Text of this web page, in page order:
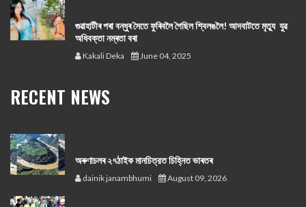
গুৱাহাটীৰ পৰা বন্ধুৰ সৈতে ফুৰিবলৈ গৈছিল শ্বিলঙলৈ! আদবাটতে মৃত্যু যুৱ
অধিবক্তা নম্ৰতা বৰা
Kakali Deka June 04, 2025
RECENT NEWS
অৰুণাচলৰ ২৭ঠাইক মানচিত্রত চিহ্নিত ভাৰতৰ
dainik janambhumi August 09, 2026